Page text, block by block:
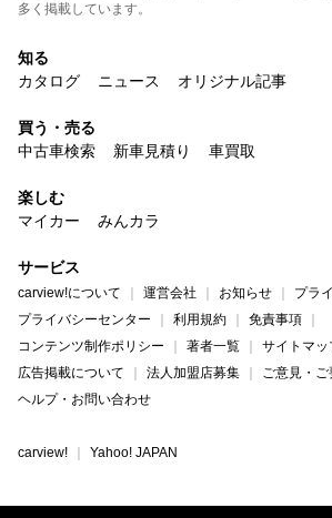
多く掲載しています。
知る
カタログ
ニュース オリジナル記事
買う・売る
中古車検索
新車見積り 車買取
楽しむ
マイカー
みんカラ
サービス
carview!について 運営会社 お知らせ
プラ
プライバシーセンター
利用規約
免責事項
コンテンツ制作ポリシー
著者一覧
サイトマッ
広告掲載について
法人加盟店募集
ご意見・ご
ヘルプ・お問い合わせ
carview! Yahoo! JAPAN